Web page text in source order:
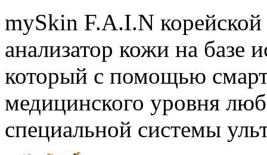
mySkin F.A.I.N
анализатор кожи на базе
который с помощью
медицинского уровня
специальной системы